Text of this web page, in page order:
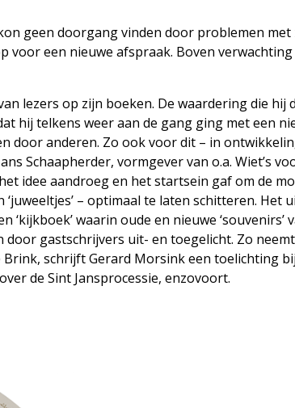
geen doorgang vinden door problemen met
voor een nieuwe afspraak. Boven
lezers op zijn boeken. De waardering die hij
hij telkens weer aan de gang ging met een
door anderen. Zo ook voor dit – in
Schaapherder, vormgever van o.a. Wiet’s
idee aandroeg en het startsein gaf om de
– optimaal te laten schitteren. Het
waarin oude en nieuwe ‘souvenirs’
gastschrijvers uit- en toegelicht. Zo
schrijft Gerard Morsink een toelichting
de Sint Jansprocessie, enzovoort.